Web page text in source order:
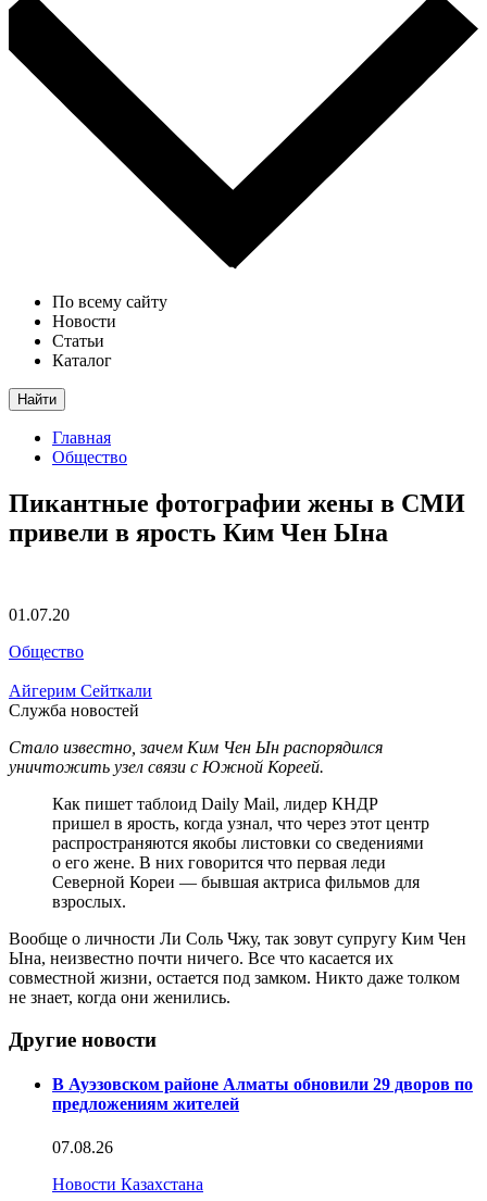
По всему сайту
Новости
Статьи
Каталог
Найти
Главная
Общество
Пикантные фотографии жены в СМИ
привели в ярость Ким Чен Ына
01.07.20
Общество
Айгерим Сейткали
Служба новостей
Стало известно, зачем Ким Чен Ын распорядился
уничтожить узел связи с Южной Кореей.
Как пишет таблоид Daily Mail, лидер КНДР
пришел в ярость, когда узнал, что через этот центр
распространяются якобы листовки со сведениями
о его жене. В них говорится что первая леди
Северной Кореи — бывшая актриса фильмов для
взрослых.
Вообще о личности Ли Соль Чжу, так зовут супругу Ким Чен
Ына, неизвестно почти ничего. Все что касается их
совместной жизни, остается под замком. Никто даже толком
не знает, когда они женились.
Другие новости
В Ауэзовском районе Алматы обновили 29 дворов по
предложениям жителей
07.08.26
Новости Казахстана